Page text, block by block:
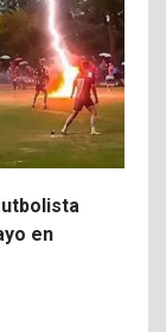
en